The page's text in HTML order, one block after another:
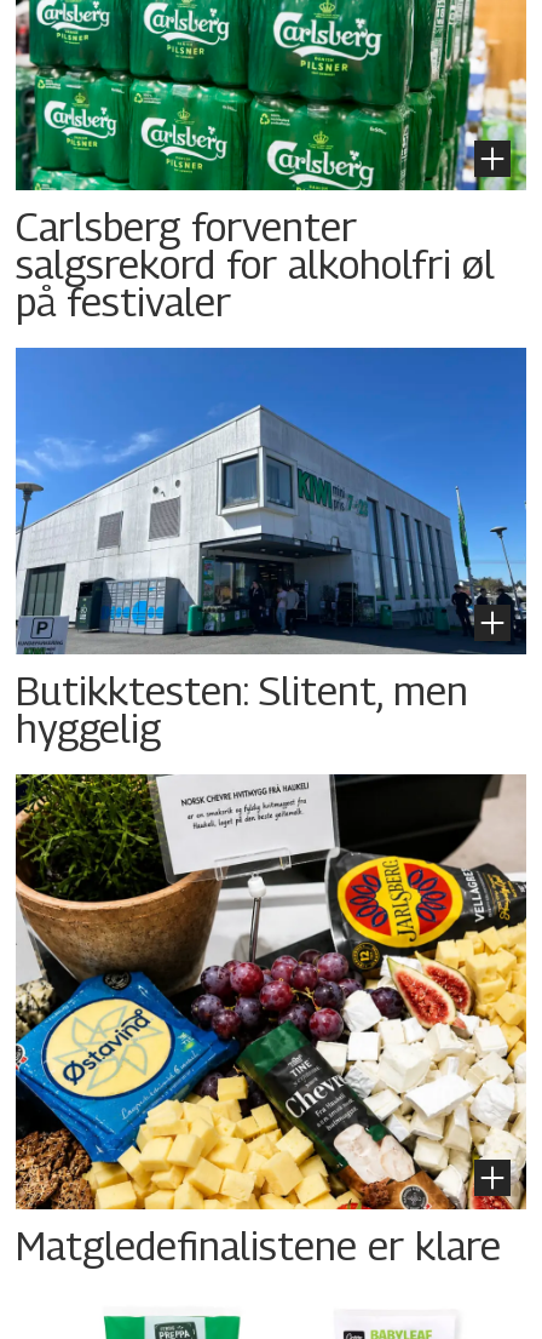
Carlsberg forventer
salgsrekord for alkoholfri øl
på festivaler
Butikktesten: Slitent, men
hyggelig
Matgledefinalistene er klare